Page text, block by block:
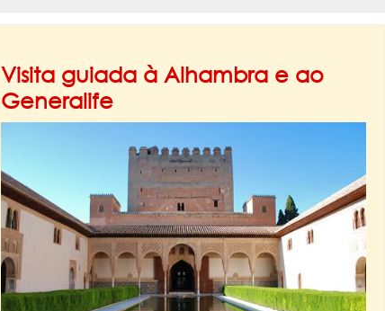
Visita guiada à Alhambra e ao
Generalife